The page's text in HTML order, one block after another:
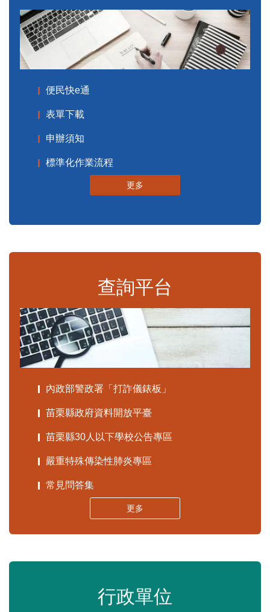
便民快e通
表單下載
申辦須知
標準化作業流程
更多
查詢平台
內政部警政署「打詐儀錶板」
苗栗縣政府資料開放平臺
苗栗縣30人以下學校公告專區
嚴重特殊傳染性肺炎專區
常見問答集
更多
行政單位